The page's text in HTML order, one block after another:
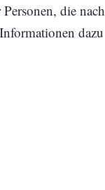
die nach
dazu